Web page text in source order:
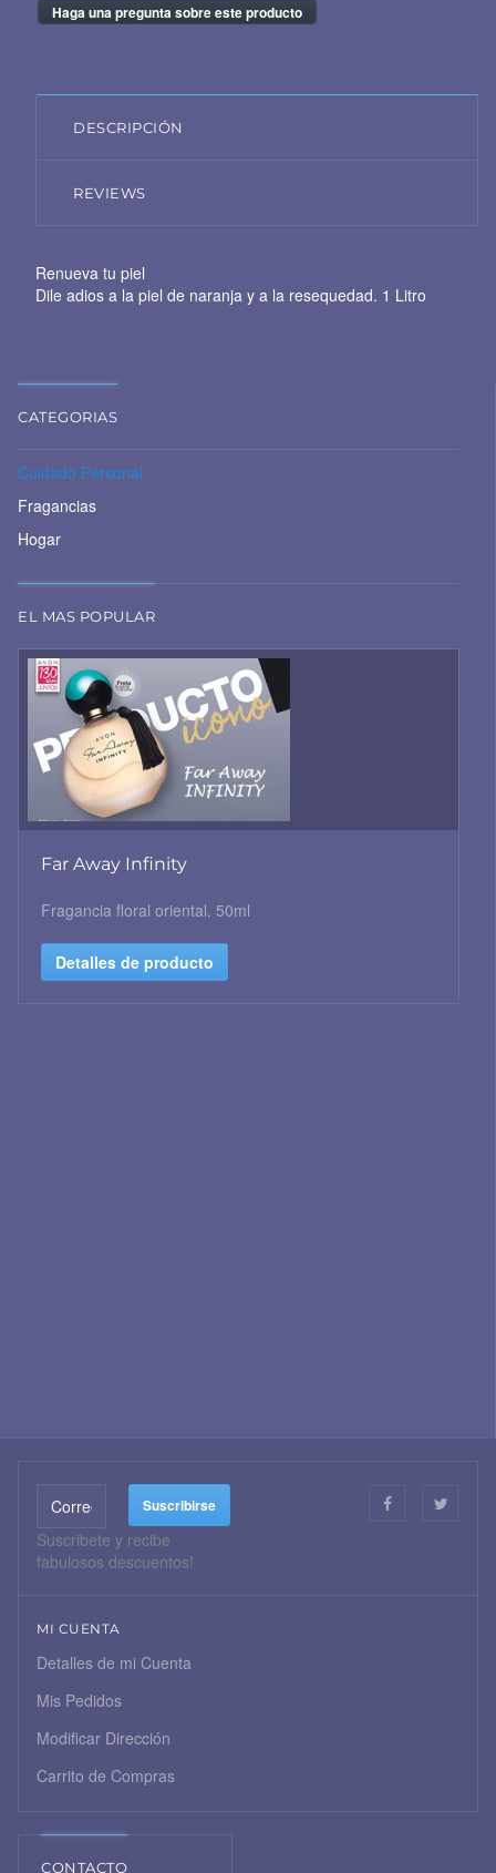
Haga una pregunta sobre este producto
DESCRIPCIÓN
REVIEWS
Renueva tu piel
Dile adios a la piel de naranja y a la resequedad. 1 Litro
CATEGORIAS
Cuidado Personal
Fragancias
Hogar
EL MAS POPULAR
Far Away Infinity
Fragancia floral oriental. 50ml
Detalles de producto
Suscribete y recibe
fabulosos descuentos!
MI CUENTA
Detalles de mi Cuenta
Mis Pedidos
Modificar Dirección
Carrito de Compras
CONTACTO